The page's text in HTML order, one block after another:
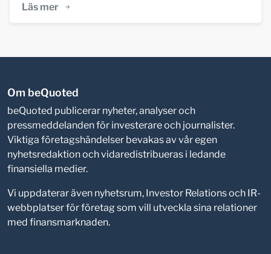
Läs mer
Om beQuoted
beQuoted publicerar nyheter, analyser och
pressmeddelanden för investerare och journalister.
Viktiga företagshändelser bevakas av vår egen
nyhetsredaktion och vidaredistribueras i ledande
finansiella medier.
Vi uppdaterar även nyhetsrum, Investor Relations och IR-
webbplatser för företag som vill utveckla sina relationer
med finansmarknaden.